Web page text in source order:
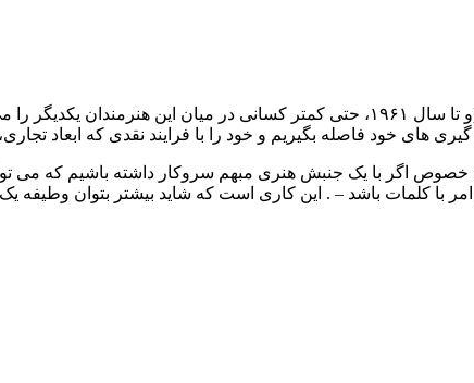
هر چند هنرمندان «پاپ آرت» هرگز تلاش نکردند یک جنبش به وجود بیاورند (و تا سال ۱۹۶۱،
های خود فاصله بگیریم و خود را با فرایند نقدی که ابعاد
خصوص اگر با یک جنبش هنری مبهم سروکار داشته باشیم که می
با کلمات باشد – . این کاری است که شاید بیشتر بتوان وطیفه یک